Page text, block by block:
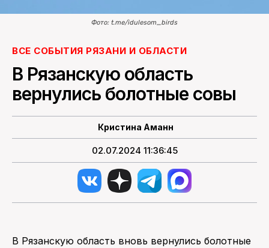
Фото: t.me/idulesom_birds
ВСЕ СОБЫТИЯ РЯЗАНИ И ОБЛАСТИ
В Рязанскую область
вернулись болотные совы
Кристина Аманн
02.07.2024 11:36:45
В Рязанскую область вновь вернулись болотные